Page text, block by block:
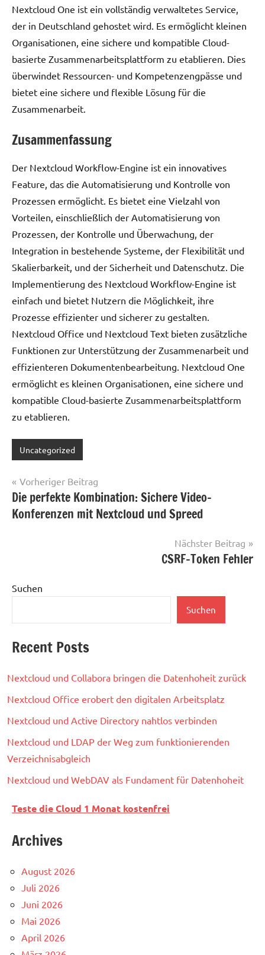
Nextcloud One ist ein vollständig verwaltetes Service,
der in Deutschland gehostet wird. Es ermöglicht kleinen
Organisationen, eine sichere und kompatible Cloud-
basierte Zusammenarbeitsplattform zu etablieren. Dies
überwindet Ressourcen- und Kompetenzengpässe und
bietet eine sichere und flexible Lösung für die
Zusammenarbeit.
Zusammenfassung
Der Nextcloud Workflow-Engine ist ein innovatives
Feature, das die Automatisierung und Kontrolle von
Prozessen ermöglicht. Es bietet eine Vielzahl von
Vorteilen, einschließlich der Automatisierung von
Prozessen, der Kontrolle und Überwachung, der
Integration in bestehende Systeme, der Flexibilität und
Skalierbarkeit, und der Sicherheit und Datenschutz. Die
Implementierung des Nextcloud Workflow-Engine ist
einfach und bietet Nutzern die Möglichkeit, ihre
Prozesse effizienter und sicherer zu gestalten.
Nextcloud Office und Nextcloud Text bieten zusätzliche
Funktionen zur Unterstützung der Zusammenarbeit und
effizienteren Dokumentenbearbeitung. Nextcloud One
ermöglicht es kleinen Organisationen, eine sichere und
kompatible Cloud-basierte Zusammenarbeitsplattform
zu etablieren.
Uncategorized
Beitragsnavigation
Vorheriger Beitrag
Die perfekte Kombination: Sichere Video-
Konferenzen mit Nextcloud und Spreed
Nächster Beitrag
CSRF-Token Fehler
Suchen
Suchen
Recent Posts
Nextcloud und Collabora bringen die Datenhoheit zurück
Nextcloud Office erobert den digitalen Arbeitsplatz
Nextcloud und Active Directory nahtlos verbinden
Nextcloud und LDAP der Weg zum funktionierenden
Verzeichnisabgleich
Nextcloud und WebDAV als Fundament für Datenhoheit
Teste die Cloud 1 Monat kostenfrei
Archives
August 2026
Juli 2026
Juni 2026
Mai 2026
April 2026